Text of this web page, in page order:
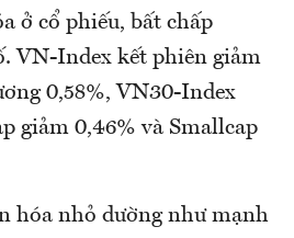
ở cổ phiếu, bất chấp
VN-Index kết phiên giảm
0,58%, VN30-Index
giảm 0,46% và Smallcap
hóa nhỏ dường như mạnh